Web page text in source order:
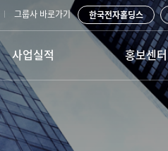
사업실적
ENG사업
PLANT ENG
건물/종합 시설관리
물류사업
홍보센터
공지사항
그룹사 바로가기 한국전자홀딩스